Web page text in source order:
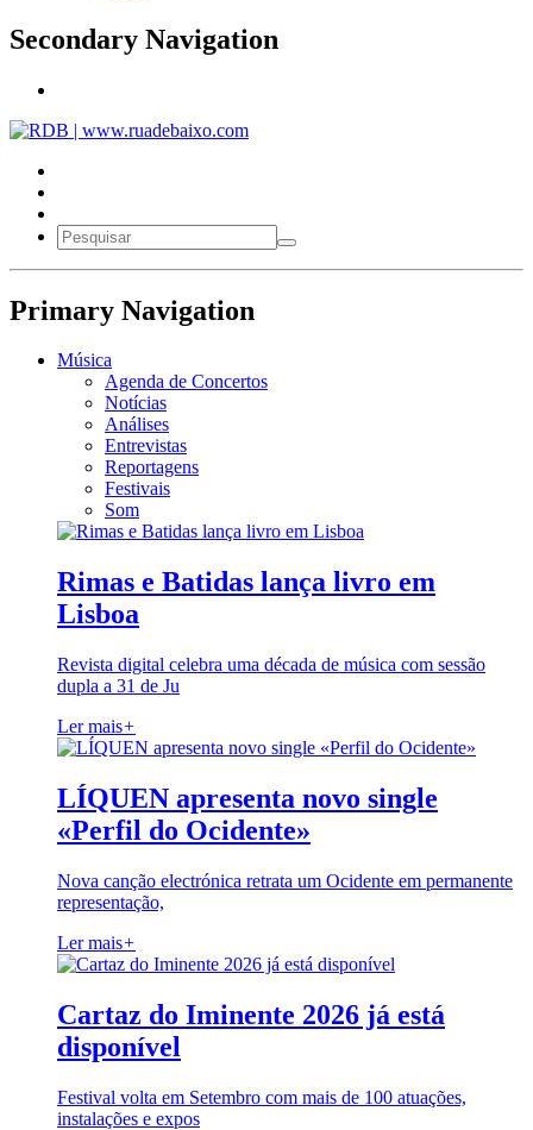
Secondary Navigation
Primary Navigation
Música
Agenda de Concertos
Notícias
Análises
Entrevistas
Reportagens
Festivais
Som
Rimas e Batidas lança livro em
Lisboa
Revista digital celebra uma década de música com sessão
dupla a 31 de Ju
Ler mais+
LÍQUEN apresenta novo single
«Perfil do Ocidente»
Nova canção electrónica retrata um Ocidente em permanente
representação,
Ler mais+
Cartaz do Iminente 2026 já está
disponível
Festival volta em Setembro com mais de 100 atuações,
instalações e expos